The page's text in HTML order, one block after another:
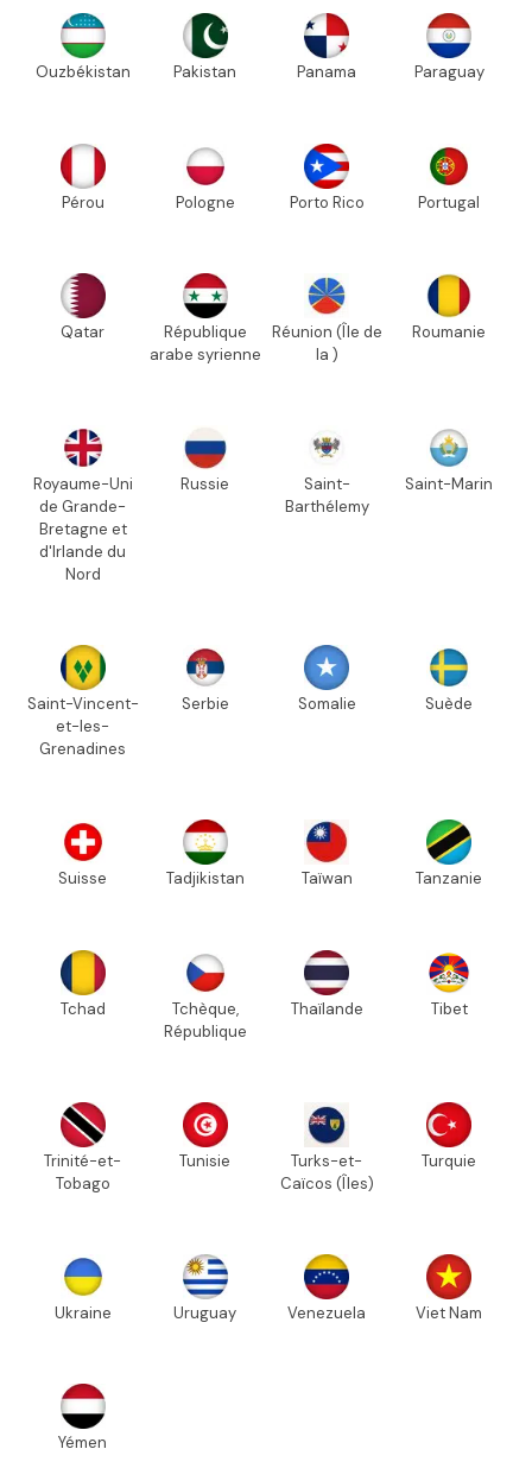
Ouzbékistan Pakistan Panama Paraguay
Pérou Pologne Porto Rico Portugal
Qatar
République
arabe syrienne
Réunion (Île de
la )
Roumanie
Royaume-Uni
de Grande-
Bretagne et
d'Irlande du
Nord
Russie
Saint-
Barthélemy
Saint-Marin
Saint-Vincent-
et-les-
Grenadines
Serbie Somalie Suède
Suisse Tadjikistan Taïwan Tanzanie
Tchad
Tchèque,
République
Thaïlande Tibet
Trinité-et-
Tobago
Tunisie
Turks-et-
Caïcos (Îles)
Turquie
Ukraine Uruguay Venezuela Viet Nam
Yémen